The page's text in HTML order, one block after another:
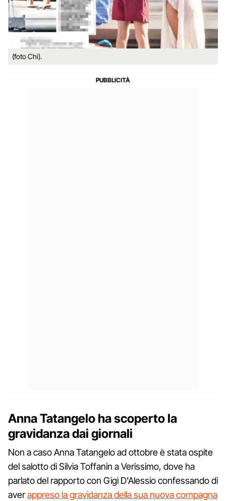
(foto Chi).
Anna Tatangelo ha scoperto la
gravidanza dai giornali
Non a caso Anna Tatangelo ad ottobre è stata ospite
del salotto di Silvia Toffanin a Verissimo, dove ha
parlato del rapporto con Gigi D'Alessio confessando di
averappreso la gravidanza della sua nuova compagna